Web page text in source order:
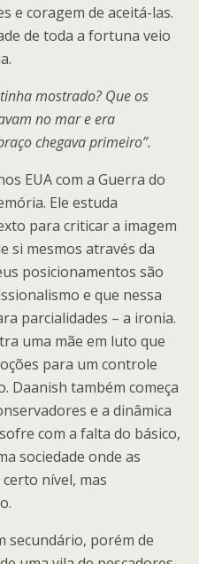
e coragem de aceitá-las.
de toda a fortuna veio
mostrado? Que os
no mar e era
chegava primeiro”.
EUA com a Guerra do
Ele estuda
para criticar a imagem
si mesmos através da
posicionamentos são
e que nessa
parcialidades – a ironia.
uma mãe em luto que
para um controle
Daanish também começa
e a dinâmica
com a falta do básico,
sociedade onde as
nível, mas
secundário, porém de